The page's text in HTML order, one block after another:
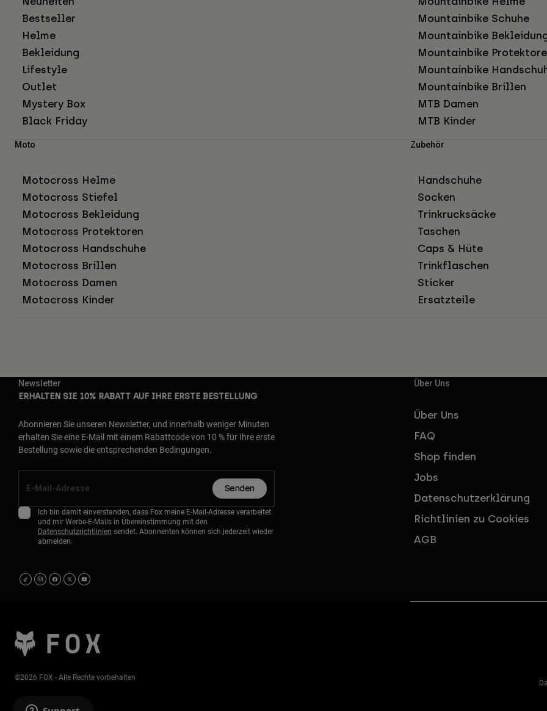
Bestseller
Helme
Bekleidung
Lifestyle
Outlet
Mystery Box
Black Friday
Mountainbike Schuhe
Mountainbike
Mountainbike
Mountainbike
Mountainbike Brillen
MTB Damen
MTB Kinder
Moto
Motocross Helme
Motocross Stiefel
Motocross Bekleidung
Motocross Protektoren
Motocross Handschuhe
Motocross Brillen
Motocross Damen
Motocross Kinder
Zubehör
Handschuhe
Socken
Trinkrucksäcke
Taschen
Caps & Hüte
Trinkflaschen
Sticker
Ersatzteile
Newsletter
ERHALTEN SIE 10% RABATT AUF IHRE ERSTE BESTELLUNG
Abonnieren Sie unseren Newsletter, und innerhalb weniger Minuten
erhalten Sie eine E-Mail mit einem Rabattcode von 10 % für Ihre erste
Bestellung sowie die entsprechenden Bedingungen.
Senden
Ich bin damit einverstanden, dass Fox meine E-Mail-Adresse verarbeitet
und mir Werbe-E-Mails in Übereinstimmung mit den
Datenschutzrichtlinien sendet. Abonnenten können sich jederzeit wieder
abmelden.
Über Uns
Über Uns
FAQ
Shop finden
Jobs
Datenschutzerklärung
Richtlinien zu Cookies
AGB
©2026 FOX - Alle Rechte vorbehalten